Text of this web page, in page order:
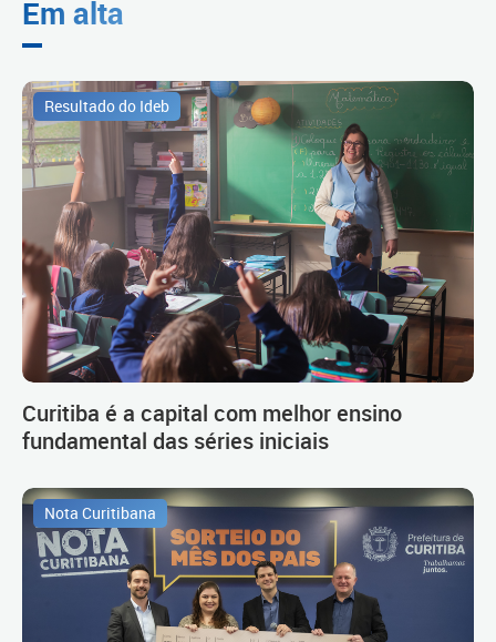
Em alta
Resultado do Ideb
Curitiba é a capital com melhor ensino
fundamental das séries iniciais
Nota Curitibana